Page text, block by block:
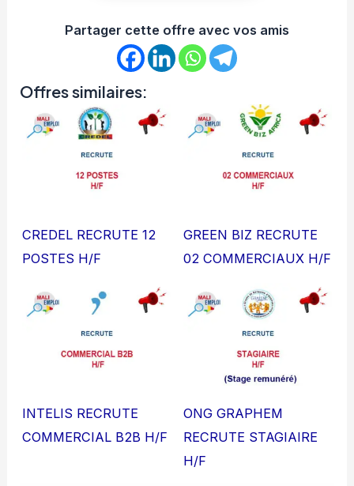
Partager cette offre avec vos amis
Offres similaires:
CREDEL RECRUTE 12
POSTES H/F
GREEN BIZ RECRUTE
02 COMMERCIAUX H/F
INTELIS RECRUTE
COMMERCIAL B2B H/F
ONG GRAPHEM
RECRUTE STAGIAIRE
H/F